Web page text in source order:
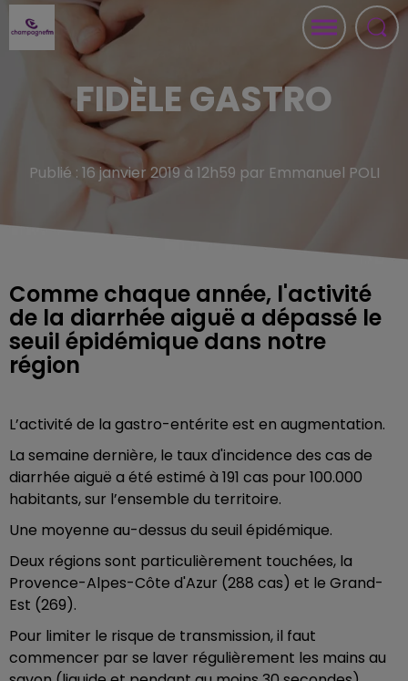
FIDÈLE GASTRO
Publié : 16 janvier 2019 à 12h59 par Emmanuel POLI
Comme chaque année, l'activité
de la diarrhée aiguë a dépassé le
seuil épidémique dans notre
région
L’activité de la gastro-entérite est en augmentation.
La semaine dernière, le taux d'incidence des cas de
diarrhée aiguë a été estimé à 191 cas pour 100.000
habitants, sur l’ensemble du territoire.
Une moyenne au-dessus du seuil épidémique.
Deux régions sont particulièrement touchées, la
Provence-Alpes-Côte d'Azur (288 cas) et le Grand-
Est (269).
Pour limiter le risque de transmission, il faut
commencer par se laver régulièrement les mains au